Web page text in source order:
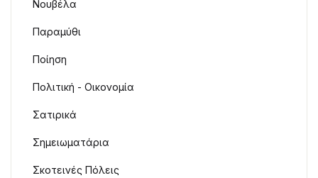
Νουβέλα
Παραμύθι
Ποίηση
Πολιτική - Οικονομία
Σατιρικά
Σημειωματάρια
Σκοτεινές Πόλεις